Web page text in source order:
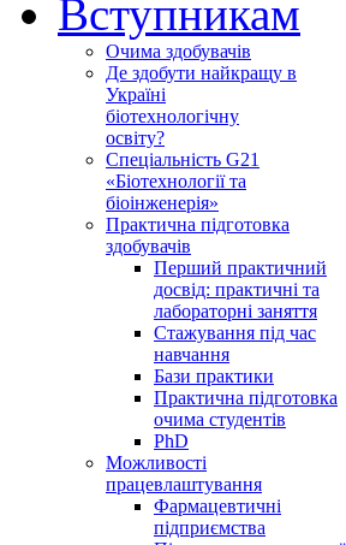
Вступникам
Очима здобувачів
Де здобути найкращу в
Україні
біотехнологічну
освіту?
Спеціальність G21
«Біотехнології та
біоінженерія»
Практична підготовка
здобувачів
Перший практичний
досвід: практичні та
лабораторні заняття
Стажування під час
навчання
Бази практики
Практична підготовка
очима студентів
PhD
Можливості
працевлаштування
Фармацевтичні
підприємства